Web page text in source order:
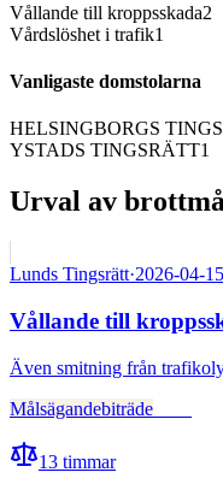
Vållande till kroppsskada2
Vårdslöshet i trafik1
Vanligaste domstolarna
HELSINGBORGS
YSTADS TINGSRÄTT1
Urval av
Lunds Tingsrätt·2026-04-15
Vållande till
Även smitning från
Målsägandebiträde
13 timmar